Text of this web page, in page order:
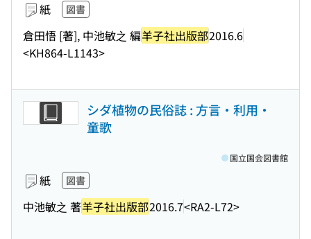
紙 図書
倉田悟 [著], 中池敏之 編羊子社出版部2016.6
<KH864-L1143>
シダ植物の民俗誌 : 方言・利用・
童歌
紙 図書
中池敏之 著羊子社出版部2016.7<RA2-L72>
国立国会図書館